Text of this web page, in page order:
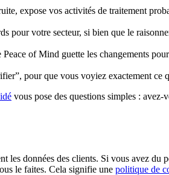
expose vos activités de traitement
pour votre secteur, si bien que le
of Mind guette les changements
pour que vous voyiez exactement ce
vous pose des questions simples :
données des clients. Si vous avez du
le faites. Cela signifie une politique de